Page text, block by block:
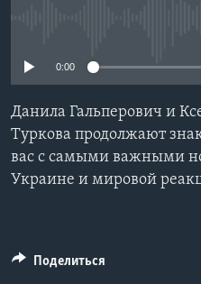
Языки
0:00
Данила Гальперович и
Туркова продолжают
вас с самыми важными
Украине и мировой
Поделиться